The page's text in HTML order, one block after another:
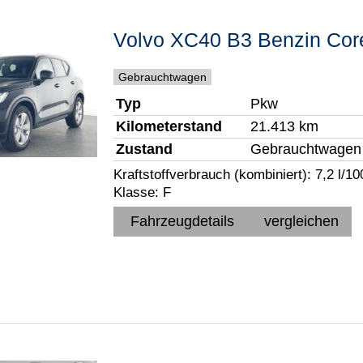
Volvo XC40 B3 Benzin
Gebrauchtwagen
Typ
Pkw
Kilometerstand
21.413 km
Zustand
Gebrauchtwagen
Kraftstoffverbrauch (kombiniert):7,2 l/
Klasse: F
Fahrzeugdetails vergleichen